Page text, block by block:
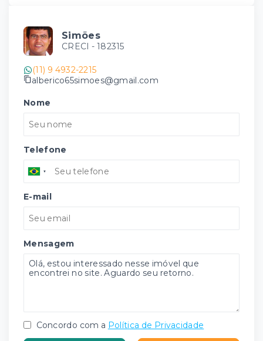
Simões
CRECI - 182315
(11) 9 4932-2215
alberico65simoes@gmail.com
Nome
Telefone
E-mail
Mensagem
Concordo com a Política de Privacidade